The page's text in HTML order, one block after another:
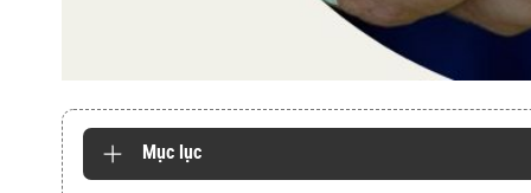
Mục lục